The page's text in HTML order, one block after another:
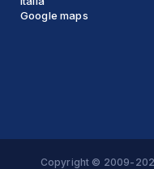
Google maps
Copyright © 2009-